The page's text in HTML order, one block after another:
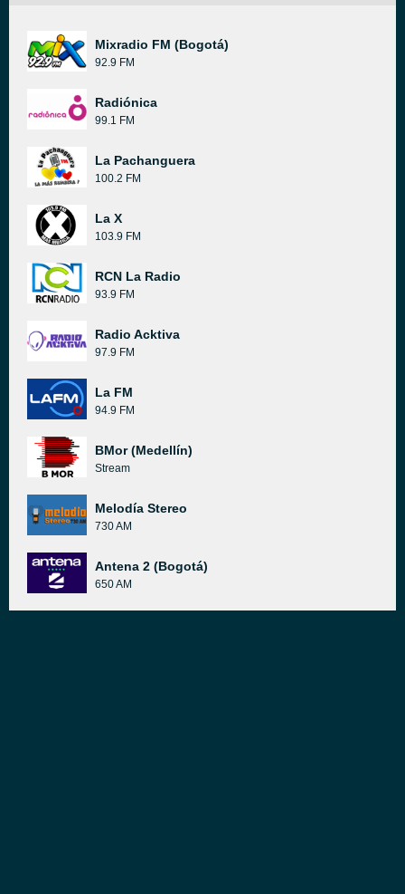
Mixradio FM (Bogotá)
92.9 FM
Radiónica
99.1 FM
La Pachanguera
100.2 FM
La X
103.9 FM
RCN La Radio
93.9 FM
Radio Acktiva
97.9 FM
La FM
94.9 FM
BMor (Medellín)
Stream
Melodía Stereo
730 AM
Antena 2 (Bogotá)
650 AM